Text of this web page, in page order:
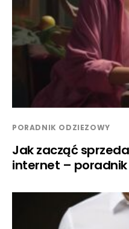
PORADNIK ODZIEZOWY
Jak zacząć
internet –